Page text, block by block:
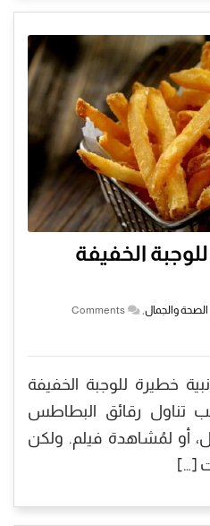
للوجبة الخفيفة
الصحة والجمال,
Comments
5 آثار جانبية خطيرة للوجبة الخفيفة
تناول رقائق البطاطس
أو لمُشاهدة فيلم. ولكن